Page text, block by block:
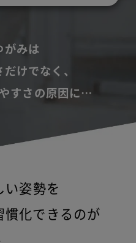
がみは
けでなく、
すさの原因に…
い姿勢を
慣化できるのが